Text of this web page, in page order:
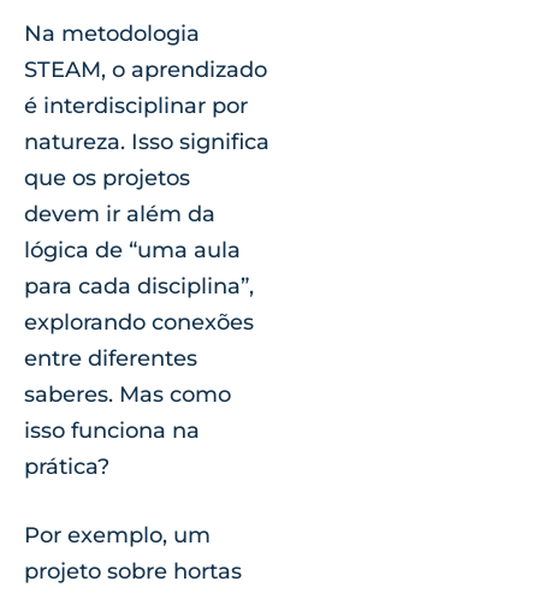
Na metodologia
STEAM, o aprendizado
é interdisciplinar por
natureza. Isso significa
que os projetos
devem ir além da
lógica de “uma aula
para cada disciplina”,
explorando conexões
entre diferentes
saberes. Mas como
isso funciona na
prática?
Por exemplo, um
projeto sobre hortas